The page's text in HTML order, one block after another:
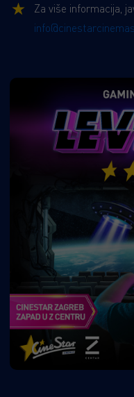
Za više informacija,